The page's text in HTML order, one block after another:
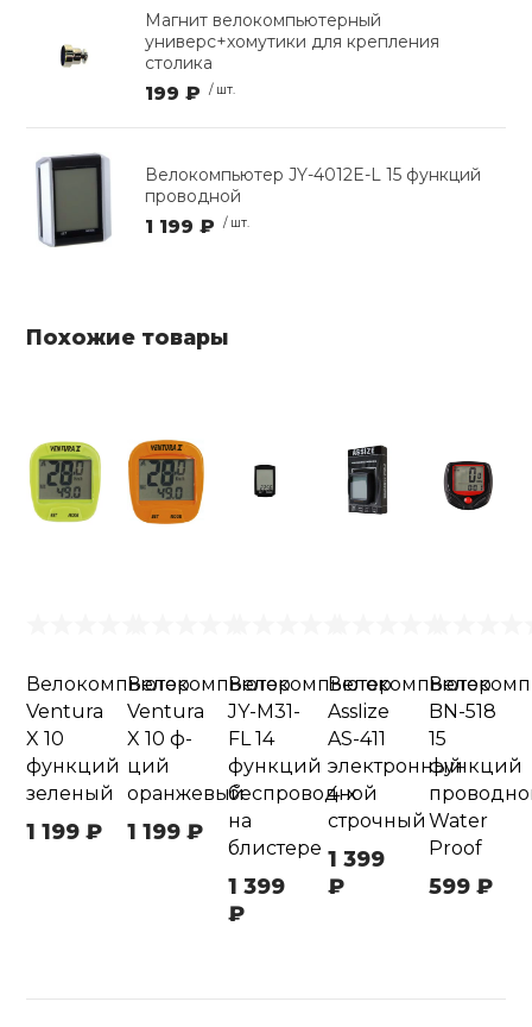
Магнит велокомпьютерный
универс+хомутики для крепления
столика
199 ₽ / шт.
Велокомпьютер JY-4012E-L 15 функций
проводной
1 199 ₽ / шт.
Похожие товары
Велокомпьютер
Ventura
X 10
функций
зеленый
1 199 ₽
Велокомпьютер
Ventura
X 10 ф-
ций
оранжевый
1 199 ₽
Велокомпьютер
JY-M31-
FL 14
функций
беспроводной
на
блистере
1 399
₽
Велокомпьютер
AssIize
AS-411
электронный
4-х
строчный
1 399
₽
BN-518
15
функций
Water
Proof
599 ₽